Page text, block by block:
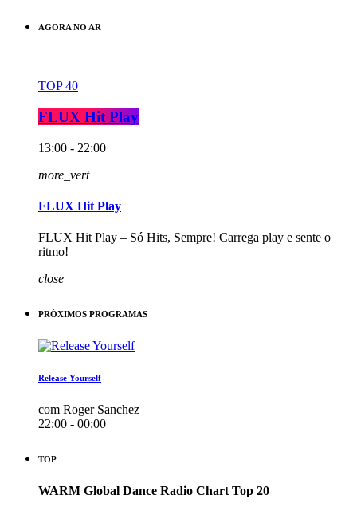
AGORA NO AR
TOP 40
FLUX Hit Play
13:00 - 22:00
more_vert
FLUX Hit Play
FLUX Hit Play – Só Hits, Sempre! Carrega play e sente o
ritmo!
close
PRÓXIMOS PROGRAMAS
Release Yourself
com Roger Sanchez
22:00 - 00:00
TOP
WARM Global Dance Radio Chart Top 20